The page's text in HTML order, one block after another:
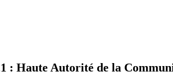
: Haute Autorité de la